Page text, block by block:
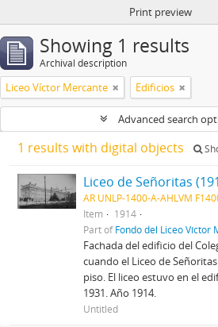
Print preview
Showing 1 results
Archival description
Liceo Víctor Mercante Edificios
Advanced search
1 results with digital objects
Liceo de Señoritas
AR UNLP-1400-A-AHLVM
Item
1914
Part ofFondo del Liceo Víctor
Fachada del edificio del
cuando el Liceo de
piso. El liceo estuvo en el
1931. Año 1914.
Untitled